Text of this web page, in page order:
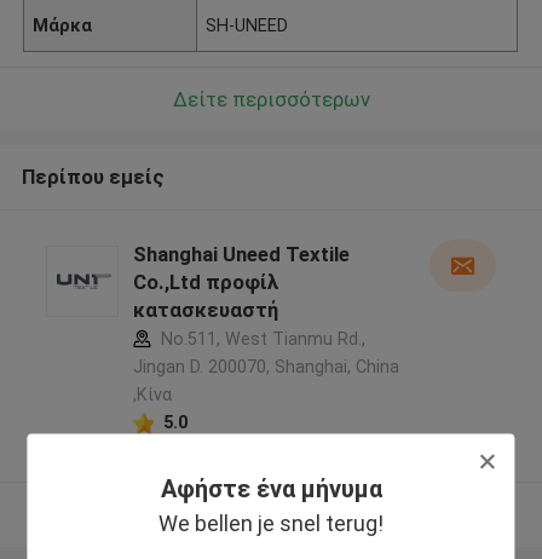
Αφήστε ένα μήνυμα
We bellen je snel terug!
Μάρκα SH-UNEED
Δείτε περισσότερων
Περίπου εμείς
Shanghai Uneed Textile
Co.,Ltd προφίλ
κατασκευαστή
No.511, West Tianmu Rd.,
Jingan D. 200070, Shanghai, China
,Κίνα
5.0
Δείτε περισσότερων